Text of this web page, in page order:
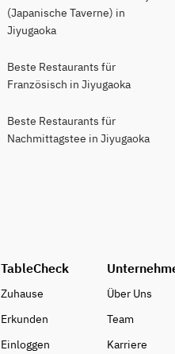
(Japanische Taverne) in
Jiyugaoka
Beste Restaurants für
Französisch in Jiyugaoka
Beste Restaurants für
Nachmittagstee in Jiyugaoka
TableCheck
Zuhause
Erkunden
Einloggen
Über Uns
Team
Karriere